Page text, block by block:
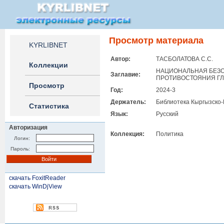
KYRLIBNET
Коллекции
Просмотр
Статистика
Авторизация
Логин:
Пароль:
скачать FoxitReader
скачать WinDjView
Просмотр материала
Автор: ТАСБОЛАТОВА С.С.
Заглавие:
НАЦИОНАЛЬНАЯ
ПРОТИВОСТОЯНИЯ
Год:
2024-3
Держатель:
Библиотека
Язык:
Русский
Коллекция: Политика